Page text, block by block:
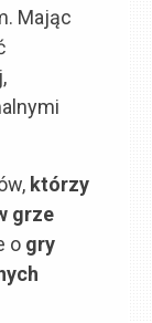
Mając
którzy
grze
o gry